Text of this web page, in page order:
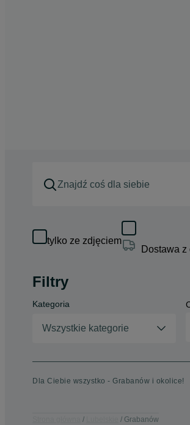
tylko ze zdjęciem
Dostawa z
Filtry
Kategoria
Wszystkie kategorie
Dla Ciebie wszystko - Grabanów i okolice!
Grabanów